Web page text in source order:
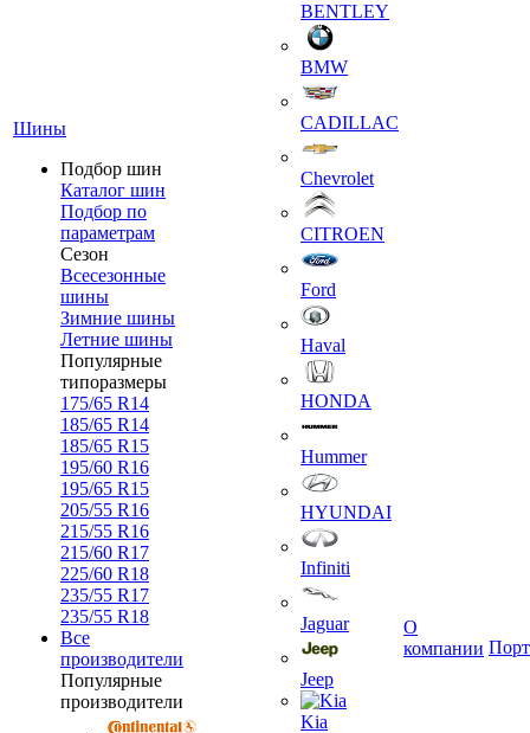
Шины
Подбор шин
Каталог шин
Подбор по
параметрам
Сезон
Всесезонные
шины
Зимние шины
Летние шины
Популярные
типоразмеры
175/65 R14
185/65 R14
185/65 R15
195/60 R16
195/65 R15
205/55 R16
215/55 R16
215/60 R17
225/60 R18
235/55 R17
235/55 R18
Все
производители
Популярные
производители
BENTLEY
BMW
CADILLAC
Chevrolet
CITROEN
Ford
Haval
HONDA
Hummer
HYUNDAI
Infiniti
Jaguar
Jeep
Kia
О
компании